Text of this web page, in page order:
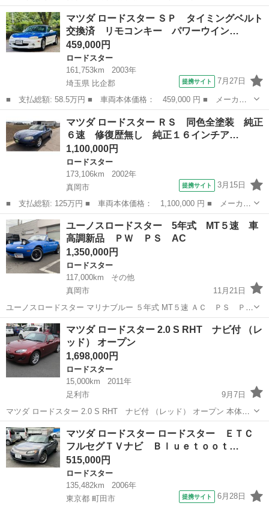
名： マツダ ■ 車種名： ロードスター ■ グレード名： ロード
スター 社外１８インチアルミ ローダウンサス ドラレコ 社外１
８インチアルミ ...
栃木 下都賀郡 ロードスター
マツダ ロードスター ＳＰ タイミングベルト
交換済 リモコンキー パワーウイン…
459,000円
ロードスター
161,753km
2003年
埼玉県 比企郡
提携サイト 7月27日
■ 支払総額: 58.5万円 ■ 車両本体価格： 459,000 円 ■ メーカー
名： マツダ ■ 車種名： ロードスター ■ グレード名： ＳＰ
タイミングベルト交換済 リモコンキー パワーウインドウ 助手席
エアバッグ ...
ロードスター
マツダ ロードスター ＲＳ 同色全塗装 純正
６速 修復歴無し 純正１６インチア…
1,100,000円
ロードスター
173,106km
2002年
真岡市
提携サイト 3月15日
■ 支払総額: 125万円 ■ 車両本体価格： 1,100,000 円 ■ メーカー
名： マツダ ■ 車種名： ロードスター ■ グレード名： ＲＳ
同色全塗装 純正６速 修復歴無し 純正１６インチアルミホイー
ル 社外エア...
栃木 真岡市
ユーノスロードスター 5年式 MT５速 車
高調新品 ＰＷ ＰＳ AC
1,350,000円
ロードスター
117,000km
その他
真岡市
11月21日
ユーノスロードスター マリナブルー ５年式 MT５速 ＡＣ ＰＳ ＰＷ
テイン車高調 16' ＳＳＲプロフェッサー AW タイミングベルト交換
済み（ステッカー有り） オートローン受付中 ...
栃木 真岡市 ロードスター ユーノスロードスター
マツダ ロードスター 2.0 S RHT ナビ付 （レ
ッド） オープン
1,698,000円
ロードスター
15,000km
2011年
足利市
9月7日
マツダ ロードスター 2.0 S RHT ナビ付 （レッド） オープン 本体価
格 1,698,000円 支払総額 1,909,000円 年式(初度登録年):2011(H23) 走行
距離:1.5万km 修復歴:なし リサ...
栃木 足利市 ロードスター
マツダ ロードスター ロードスター ＥＴＣ
フルセグＴＶナビ Ｂｌｕｅｔｏｏｔ…
515,000円
ロードスター
135,482km
2006年
東京都 町田市
提携サイト 6月28日